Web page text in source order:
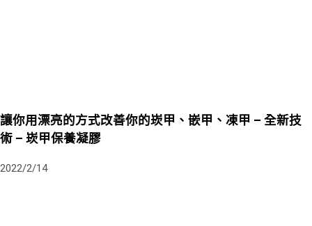
讓你用漂亮的方式改善你的崁甲、嵌甲、凍甲 – 全新技
術 – 崁甲保養凝膠
2022/2/14